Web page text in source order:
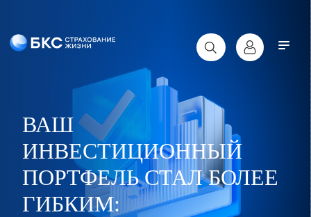
ВАШ
ИНВЕСТИЦИОННЫЙ
ПОРТФЕЛЬ СТАЛ БОЛЕЕ
ГИБКИМ: